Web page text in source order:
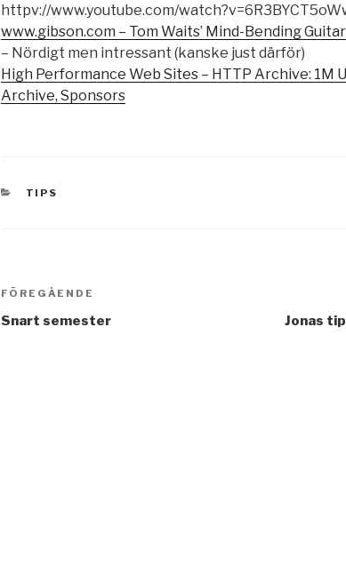
httpv://www.youtube.com/
www.gibson.com – Tom Waits’ Mind-Bending
– Nördigt men intressant (kanske just därför)
High Performance Web Sites – HTTP Archive: 1M
Archive, Sponsors
KATEGORIER
TIPS
Inläggsnavigering
Föregående
inlägg
FÖREGÅENDE
Snart semester Jonas